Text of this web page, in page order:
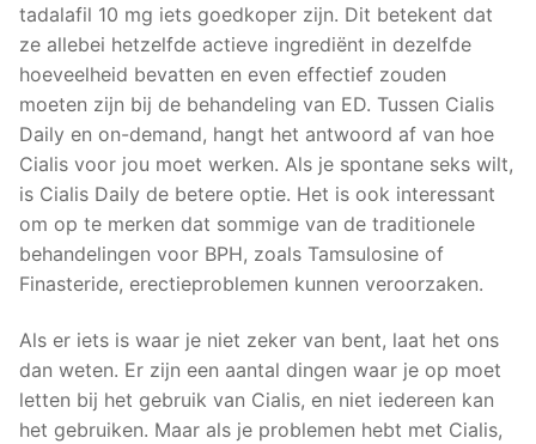
tadalafil 10 mg iets goedkoper zijn. Dit betekent dat
ze allebei hetzelfde actieve ingrediënt in dezelfde
hoeveelheid bevatten en even effectief zouden
moeten zijn bij de behandeling van ED. Tussen Cialis
Daily en on-demand, hangt het antwoord af van hoe
Cialis voor jou moet werken. Als je spontane seks wilt,
is Cialis Daily de betere optie. Het is ook interessant
om op te merken dat sommige van de traditionele
behandelingen voor BPH, zoals Tamsulosine of
Finasteride, erectieproblemen kunnen veroorzaken.
Als er iets is waar je niet zeker van bent, laat het ons
dan weten. Er zijn een aantal dingen waar je op moet
letten bij het gebruik van Cialis, en niet iedereen kan
het gebruiken. Maar als je problemen hebt met Cialis,